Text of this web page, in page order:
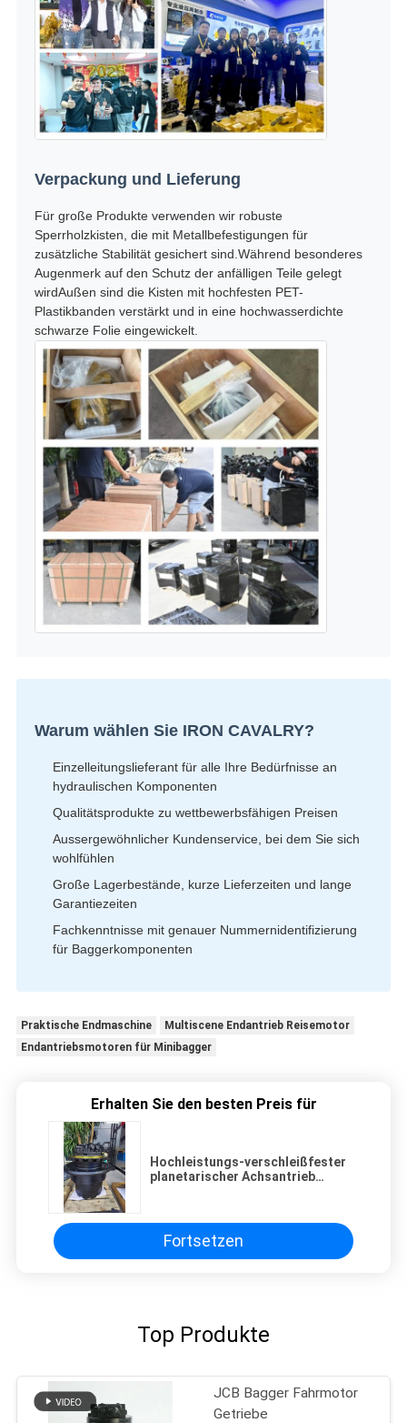
Verpackung und Lieferung
Für große Produkte verwenden wir robuste
Sperrholzkisten, die mit Metallbefestigungen für
zusätzliche Stabilität gesichert sind.Während besonderes
Augenmerk auf den Schutz der anfälligen Teile gelegt
wirdAußen sind die Kisten mit hochfesten PET-
Plastikbanden verstärkt und in eine hochwasserdichte
schwarze Folie eingewickelt.
Warum wählen Sie IRON CAVALRY?
Einzelleitungslieferant für alle Ihre Bedürfnisse an
hydraulischen Komponenten
Qualitätsprodukte zu wettbewerbsfähigen Preisen
Aussergewöhnlicher Kundenservice, bei dem Sie sich
wohlfühlen
Große Lagerbestände, kurze Lieferzeiten und lange
Garantiezeiten
Fachkenntnisse mit genauer Nummernidentifizierung
für Baggerkomponenten
Praktische Endmaschine
Multiscene Endantrieb Reisemotor
Endantriebsmotoren für Minibagger
Erhalten Sie den besten Preis für
Hochleistungs-verschleißfester
planetarischer Achsantrieb
Ersatzteile
Fortsetzen
Top Produkte
JCB Bagger Fahrmotor
Getriebe